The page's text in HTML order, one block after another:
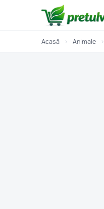
Acasă › Animale ›